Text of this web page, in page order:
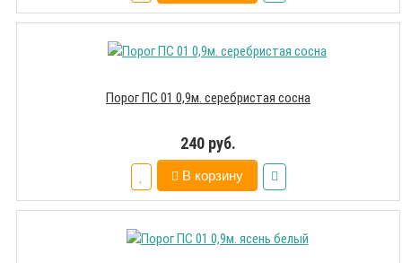
Порог ПС 01 0,9м. серебристая сосна
240 руб.
В корзину